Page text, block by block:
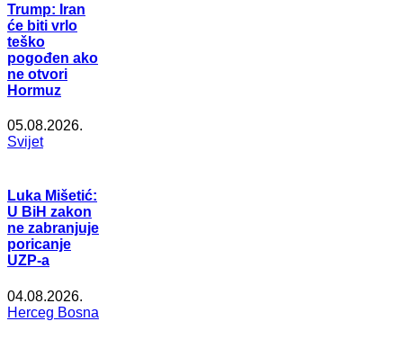
Trump: Iran
će biti vrlo
teško
pogođen ako
ne otvori
Hormuz
05.08.2026.
Svijet
Luka Mišetić:
U BiH zakon
ne zabranjuje
poricanje
UZP-a
04.08.2026.
Herceg Bosna